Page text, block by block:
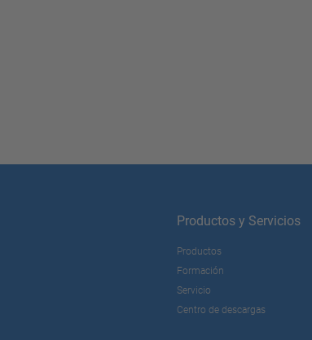
Productos y Servicios
Productos
Formación
Servicio
Centro de descargas